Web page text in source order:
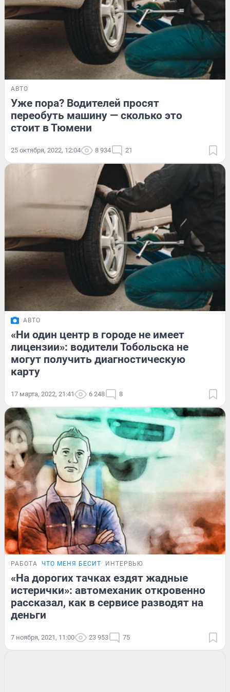
АВТО
Уже пора? Водителей просят
переобуть машину — сколько это
стоит в Тюмени
25 октября, 2022, 12:04 8 934 21
АВТО
«Ни один центр в городе не имеет
лицензии»: водители Тобольска не
могут получить диагностическую
карту
17 марта, 2022, 21:41 6 248 8
РАБОТА ЧТО МЕНЯ БЕСИТ ИНТЕРВЬЮ
«На дорогих тачках ездят жадные
истерички»: автомеханик откровенно
рассказал, как в сервисе разводят на
деньги
7 ноября, 2021, 11:00 23 953 75